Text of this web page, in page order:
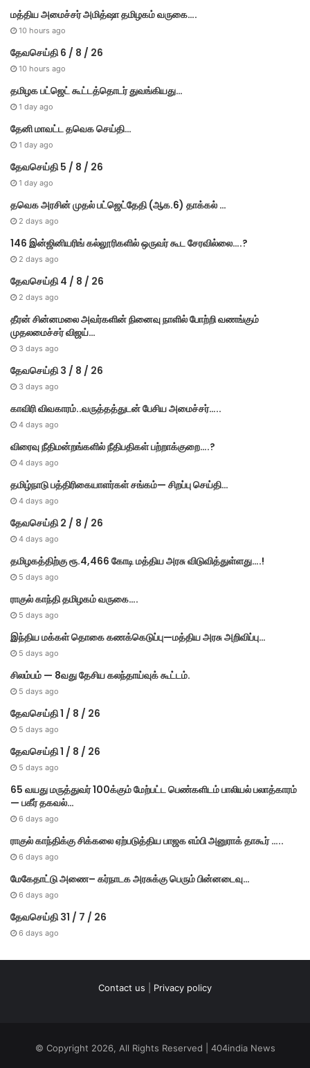
மத்திய அமைச்சர் அமித்ஷா தமிழகம் வருகை….
10 hours ago
தேவசெய்தி 6 / 8 / 26
10 hours ago
தமிழக பட்ஜெட் கூட்டத்தொடர் துவங்கியது…
1 day ago
தேனி மாவட்ட தவெக செய்தி…
1 day ago
தேவசெய்தி 5 / 8 / 26
1 day ago
தவெக அரசின் முதல் பட்​ஜெட்தேதி (ஆக.6) தாக்​கல் …
2 days ago
146 இன்ஜினியரிங் கல்லூரிகளில் ஒருவர் கூட சேரவில்லை….?
2 days ago
தேவசெய்தி 4 / 8 / 26
2 days ago
தீரன் சின்னமலை அவர்களின் நினைவு நாளில் போற்றி வணங்கும்
முதலமைச்சர் விஜய்…
3 days ago
தேவசெய்தி 3 / 8 / 26
3 days ago
காவிரி விவகாரம்..வருத்தத்துடன் பேசிய அமைச்சர்…..
4 days ago
விரைவு நீதிமன்றங்களில் நீதிபதிகள் பற்றாக்குறை….?
4 days ago
தமிழ்நாடு பத்திரிகையாளர்கள் சங்கம்— சிறப்பு செய்தி…
4 days ago
தேவசெய்தி 2 / 8 / 26
4 days ago
தமிழகத்திற்கு ரூ.4,466 கோடி மத்திய அரசு விடுவித்துள்ளது….!
5 days ago
ராகுல் காந்தி தமிழகம் வருகை….
5 days ago
இந்திய மக்கள் தொகை கணக்கெடுப்பு—மத்திய அரசு அறிவிப்பு…
5 days ago
சிலம்பம் — 8வது தேசிய கலந்தாய்வுக் கூட்டம்.
5 days ago
தேவசெய்தி 1 / 8 / 26
5 days ago
தேவசெய்தி 1 / 8 / 26
5 days ago
65 வயது மருத்துவர் 100க்கும் மேற்பட்ட பெண்களிடம் பாலியல் பலாத்காரம்
— பகீர் தகவல்…
6 days ago
ராகுல் காந்திக்கு சிக்கலை ஏற்படுத்திய பாஜக எம்பி அனுராக் தாகூர் …..
6 days ago
மேகே​தாட்டு அணை– கர்​நாடக அரசுக்கு பெரும் பின்​னடைவு…
6 days ago
தேவசெய்தி 31 / 7 / 26
6 days ago
Contact us Privacy policy
© Copyright 2026, All Rights Reserved | 404india News